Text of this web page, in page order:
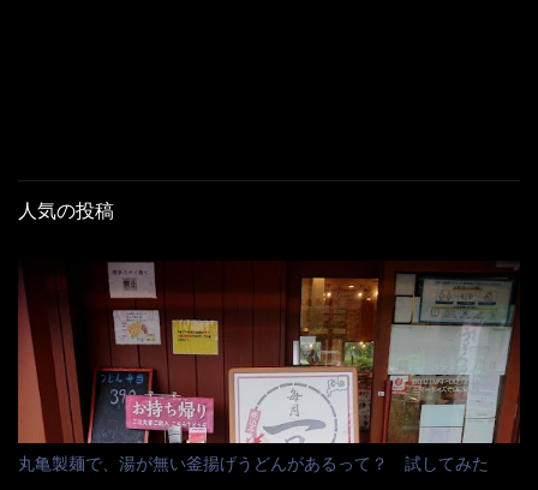
人気の投稿
丸亀製麺で、湯が無い釜揚げうどんがあるって？ 試してみた